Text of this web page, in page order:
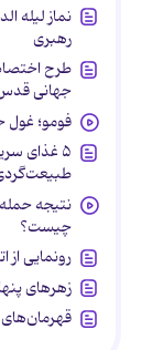
نماز لیله
رهبری
طرح
جهانی
فومو؛
۵ غذای
نتیجه حمله
چیست؟
رونمایی از
زهرهای